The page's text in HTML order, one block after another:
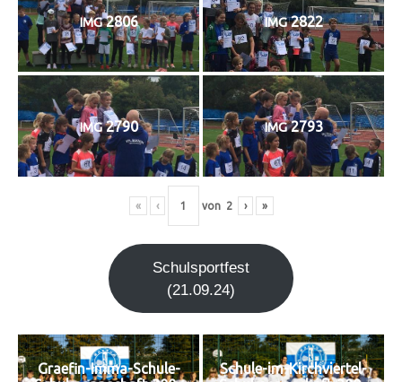
IMG2806 IMG2822
IMG2790 IMG2793
« ‹ von 2 › »
Schul­sport­fest
(21.09.24)
Graefin-Imma-Schule-
Schule-im-Kirchviertel-